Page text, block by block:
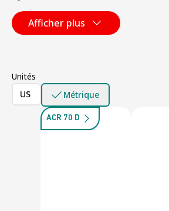
Afficher plus
Unités
US
Métrique
ACR 70 D